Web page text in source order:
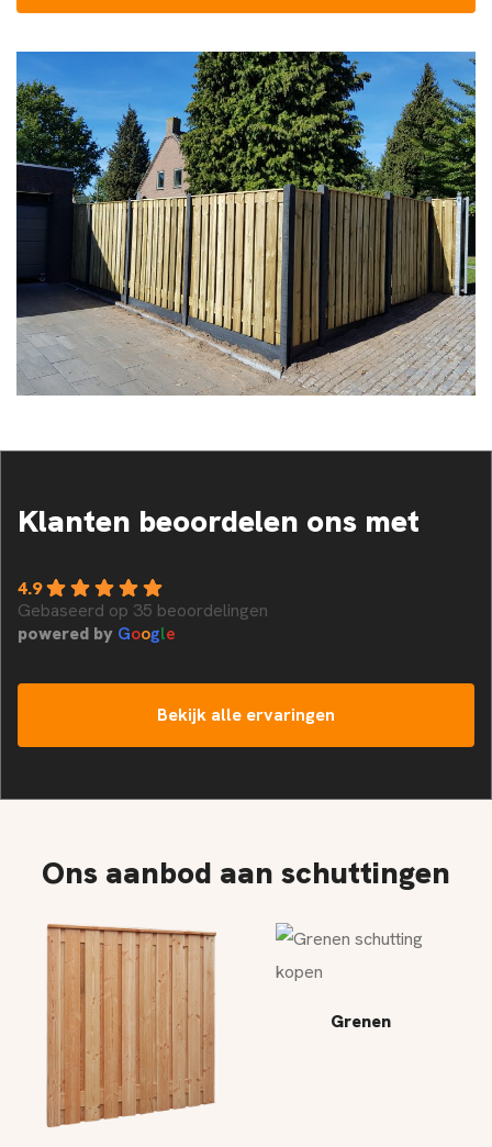
Klanten beoordelen ons met
4.9
Gebaseerd op 35 beoordelingen
powered by Google
Bekijk alle ervaringen
Ons aanbod aan schuttingen
Grenen